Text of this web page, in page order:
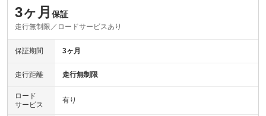
3ヶ月 保証
走行無制限／ロードサービスあり
保証期間 3ヶ月
走行距離 走行無制限
ロード
サービス
有り